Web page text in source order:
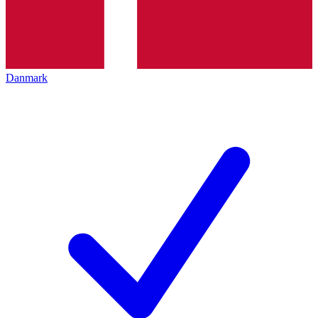
Danmark